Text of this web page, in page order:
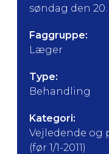
søndag den
Faggruppe:
Læger
Type:
Behandling
Kategori:
Vejledende og
(før 1/1-2011)